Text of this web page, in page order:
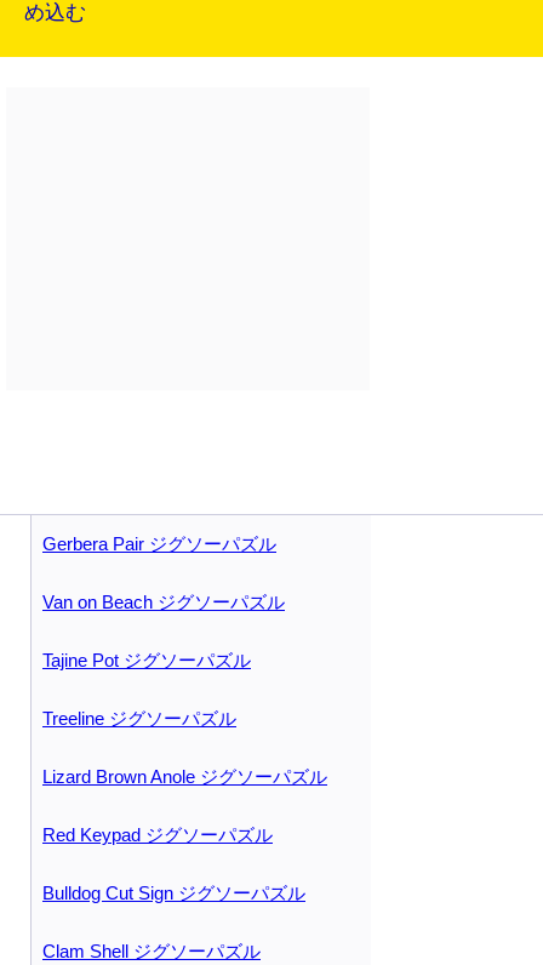
め込む
Gerbera Pair ジグソーパズル
Van on Beach ジグソーパズル
Tajine Pot ジグソーパズル
Treeline ジグソーパズル
Lizard Brown Anole ジグソーパズル
Red Keypad ジグソーパズル
Bulldog Cut Sign ジグソーパズル
Clam Shell ジグソーパズル